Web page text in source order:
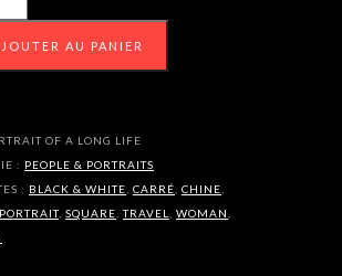
AU PANIER
OF A LONG LIFE
: PEOPLE & PORTRAITS
: BLACK & WHITE CARRÉ CHINE
PORTRAIT, SQUARE ,TRAVEL WOMAN